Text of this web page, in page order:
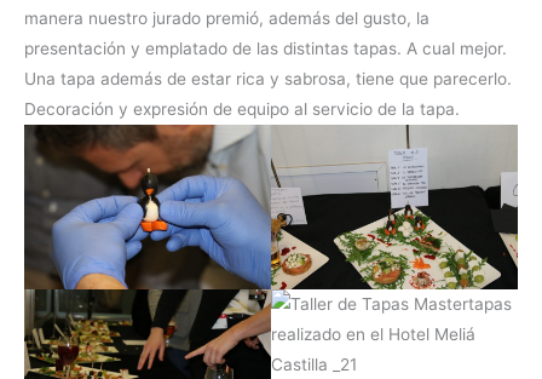
manera nuestro jurado premió, además del gusto, la
presentación y emplatado de las distintas tapas. A cual mejor.
Una tapa además de estar rica y sabrosa, tiene que parecerlo.
Decoración y expresión de equipo al servicio de la tapa.